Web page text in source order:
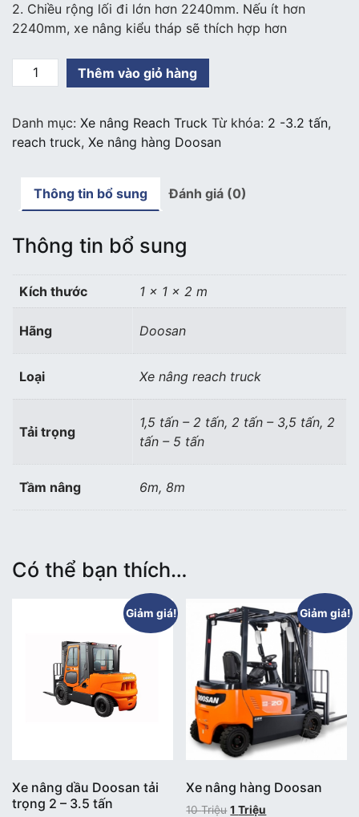
2. Chiều rộng lối đi lớn hơn 2240mm. Nếu ít hơn
2240mm, xe nâng kiểu tháp sẽ thích hợp hơn
nâng
truck
Doosan
Thêm vào giỏ hàng
Danh mục: Xe nâng Reach Truck Từ khóa: 2 -3.2 tấn,
reach truck, Xe nâng hàng Doosan
Thông tin bổ sung Đánh giá (0)
Thông tin bổ sung
Kích thước 1 × 1 × 2 m
Hãng Doosan
Loại Xe nâng reach truck
Tải trọng
1,5 tấn – 2 tấn, 2 tấn – 3,5 tấn, 2
tấn – 5 tấn
Tầm nâng 6m, 8m
Có thể bạn thích…
Giảm giá!
Xe nâng dầu Doosan tải
trọng 2 – 3.5 tấn
Giảm giá!
Xe nâng hàng Doosan
10Triệu 1Triệu